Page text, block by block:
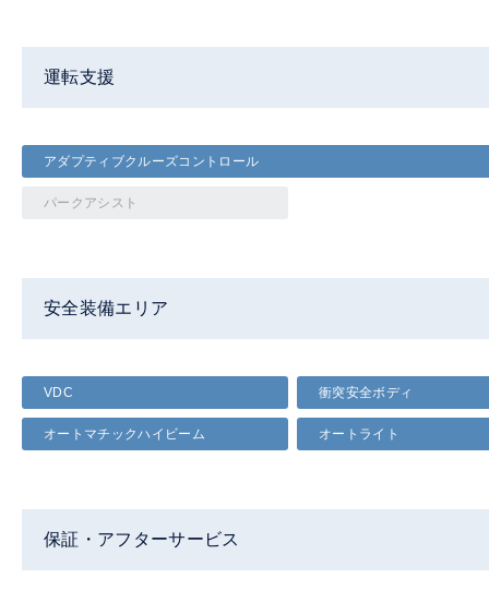
運転支援
アダプティブクルーズコントロール
パークアシスト
安全装備エリア
VDC 衝突安全ボディ
オートマチックハイビーム オートライト
保証・アフターサービス